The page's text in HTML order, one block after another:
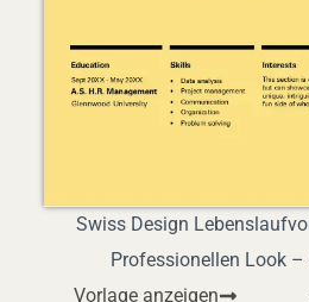
Swiss Design
Professionellen Look –
Vorlage anzeigen